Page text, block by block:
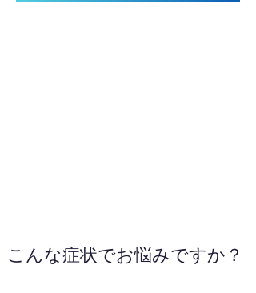
こんな症状でお悩みですか？